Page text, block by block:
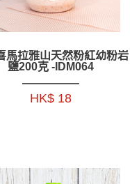
馬拉雅山天然粉紅幼粉岩
鹽200克 -IDM064
HK$ 18